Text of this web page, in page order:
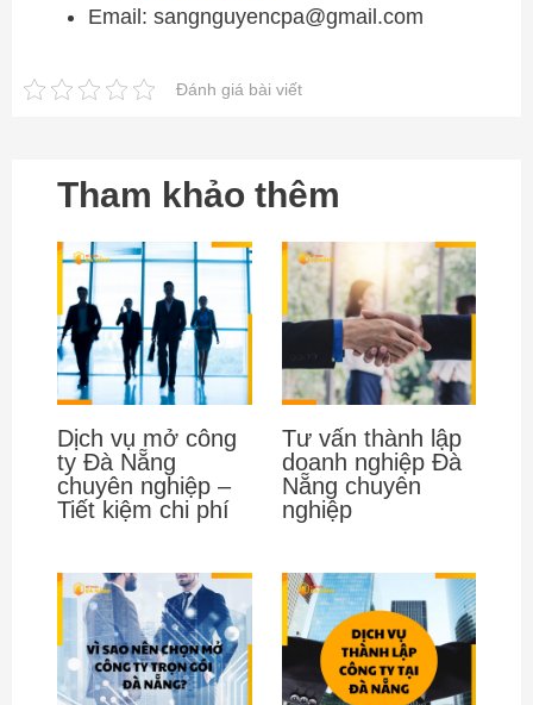
Email: sangnguyencpa@gmail.com
Đánh giá bài viết
Tham khảo thêm
Dịch vụ mở công
ty Đà Nẵng
chuyên nghiệp –
Tiết kiệm chi phí
Tư vấn thành lập
doanh nghiệp Đà
Nẵng chuyên
nghiệp